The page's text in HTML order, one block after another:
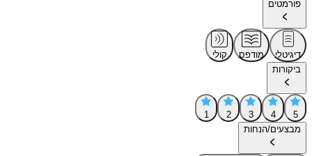
פורמטים
דיגיטלי מודפס
קולי
ביקורות
5
4
3
2
1
מבצעים/הנחות